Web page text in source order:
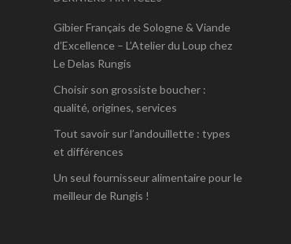
Gibier Français de Sologne & Viande
d’Excellence – L’Atelier du Loup chez
Le Delas Rungis
Choisir son grossiste boucher :
qualité, origines, services
Tout savoir sur l’andouillette : types
et différences
Un seul fournisseur alimentaire pour le
meilleur de Rungis !